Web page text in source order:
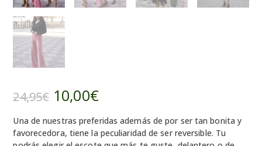
24,95€ El
precio
era:
24,95€.
10,00€El
precio
es:
10,00€.
Una de nuestras preferidas además de por ser tan bonita y
favorecedora, tiene la peculiaridad de ser reversible. Tu